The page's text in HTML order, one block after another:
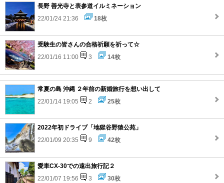
長野 善光寺と表参道イルミネーション
22/01/24 21:36
18枚
受験生の皆さんの合格祈願を祈って☆
22/01/16 11:00
3 14枚
常夏の島 沖縄 ２年前の新婚旅行を想い出して
22/01/14 19:05
2 25枚
2022年初ドライブ「地獄谷野猿公苑」
22/01/09 20:35
9 42枚
愛車CX-30での遠出旅行記２
22/01/07 19:56
3 30枚